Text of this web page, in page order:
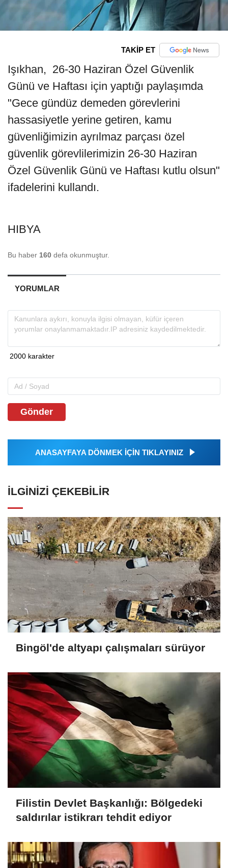
TAKİP ET
Işıkhan, 26-30 Haziran Özel Güvenlik
Günü ve Haftası için yaptığı paylaşımda
"Gece gündüz demeden görevlerini
hassasiyetle yerine getiren, kamu
güvenliğimizin ayrılmaz parçası özel
güvenlik görevlilerimizin 26-30 Haziran
Özel Güvenlik Günü ve Haftası kutlu olsun"
ifadelerini kullandı.
HIBYA
Bu haber 160 defa okunmuştur.
YORUMLAR
Gönder
ANASAYFAYA DÖNMEK İÇİN TIKLAYINIZ
İLGINIZI ÇEKEBILIR
Bingöl'de altyapı çalışmaları sürüyor
Filistin Devlet Başkanlığı: Bölgedeki
saldırılar istikrarı tehdit ediyor